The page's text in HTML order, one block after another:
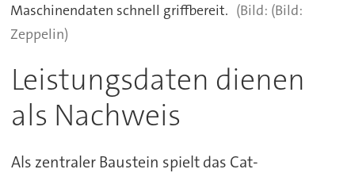
Maschinendaten schnell griffbereit.
(Bild:
Zeppelin)
Leistungsdaten dienen
als Nachweis
Als zentraler Baustein spielt das Cat-